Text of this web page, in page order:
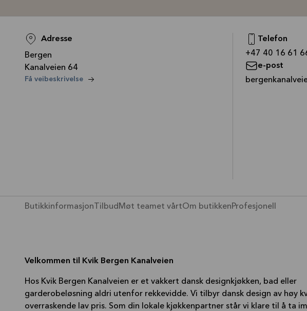
Adresse
Bergen
Kanalveien 64
Få veibeskrivelse
Telefon
+47 40 16 61
e-post
Butikkinformasjon Tilbud Møt teamet vårtOm butikkenProfesjonell
Velkommen til Kvik Bergen Kanalveien
Hos Kvik Bergen Kanalveien er et vakkert dansk designkjøkken, bad eller
garderobeløsning aldri utenfor rekkevidde. Vi tilbyr dansk design av høy
overraskende lav pris. Som din lokale kjøkkenpartner står vi klare til å ta